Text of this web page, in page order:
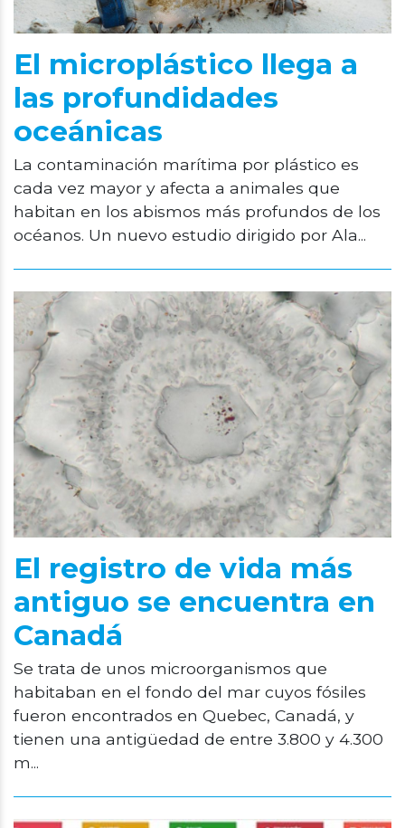
El microplástico llega a
las profundidades
oceánicas
La contaminación marítima por plástico es
cada vez mayor y afecta a animales que
habitan en los abismos más profundos de los
océanos. Un nuevo estudio dirigido por Ala...
El registro de vida más
antiguo se encuentra en
Canadá
Se trata de unos microorganismos que
habitaban en el fondo del mar cuyos fósiles
fueron encontrados en Quebec, Canadá, y
tienen una antigüedad de entre 3.800 y 4.300
m...